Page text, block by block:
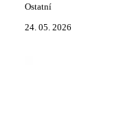
Ostatní
24. 05. 2026